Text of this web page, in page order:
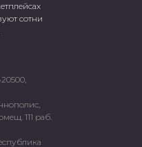
сотни
111 раб.